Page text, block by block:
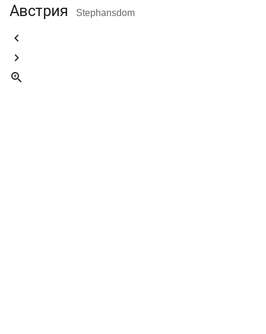
Австрия
Stephansdom


